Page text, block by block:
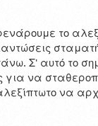
το
Σ' αυτό το
για να
να